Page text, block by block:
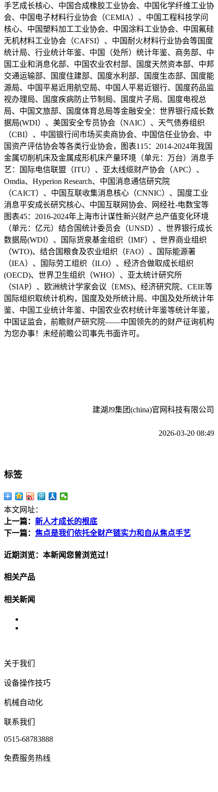
手艺成长核心、中国合成橡胶工业协会、中国化学纤维工业协
会、中国电子材料行业协会（CEMIA）、中国工程科技学问
核心、中国塑料加工工业协会、中国涂料工业协会、中国氟硅
无机材料工业协会（CAFSI）、中国耐火材料行业协会等国度
统计局、行业统计年鉴、中国（处所）统计年鉴、商务部、中
国工业和消息化部、中国农业农村部、国度天然资本部、中邦
交通运输部、国度住建部、国度水利部、国度生态部、国度能
源局、中国平易近用航空局、中国人平易近银行、国度药品监
视办理局、国度疾病防止节制局、国度片子局、国度电视总
局、中国文旅部、国度体育总局等金融安全：世界银行成长数
据局(WDI）、美国安全专员协会（NAIC）、天气债券组织
（CBI）、中国银行间市场买卖商协会、中国信任业协会、中
国资产评估协会等各类行业协会，图表115：2014-2024年我国
金属切削机床及金属成形机床产量环境（单元：万台）消息手
艺：国际电信联盟（ITU）、亚太线缆财产协会（APC）、
Omdia、Hyperion Research、中国消息通信研究院
（CAICT）、中国互联收集消息核心（CNNIC）、国度工业
消息平安成长研究核心、中国互联网协会、网经社-电数宝等
图表45：2016-2024年上海市计谋性新兴财产总产值变化环境
（单元：亿元）结合国统计委员会（UNSD）、世界银行成长
数据局(WDI）、国际货泉基金组织（IMF）、世界商业组织
（WTO)、结合国粮食及农业组织（FAO）、国际能源署
（IEA）、国际劳工组织（ILO）、经济合做取成长组织
(OECD)、世界卫生组织（WHO）、亚太统计研究所
（SIAP）、欧洲统计学家会议（EMS)、经济研究院、CEIE等
国际组织取统计机构，国度及处所统计局、中国及处所统计年
鉴、中国工业统计年鉴、中国农业农村统计年鉴等统计年鉴，
中国证监会，前瞻财产研究院——中国领先的的财产征询机构
为您办事！未经前瞻公司事先书面许可。
建湖J9集团(china)官网科技有限公司
2026-03-20 08:49
标签
本文网址：
上一篇： 新人才成长的根底
下一篇： 焦点是我们依托全财产链实力和自从焦点手艺
近期浏览：本新闻您曾浏览过！
相关产品
相关新闻
关于我们
设备操作技巧
机械自动化
联系我们
0515-68783888
免费服务热线